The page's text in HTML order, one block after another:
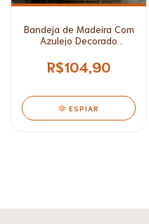
Bandeja de Madeira Com
Azulejo Decorado
R$104,90
ESPIAR